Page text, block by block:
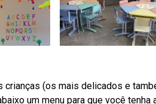
(os mais delicados e
um menu para que você